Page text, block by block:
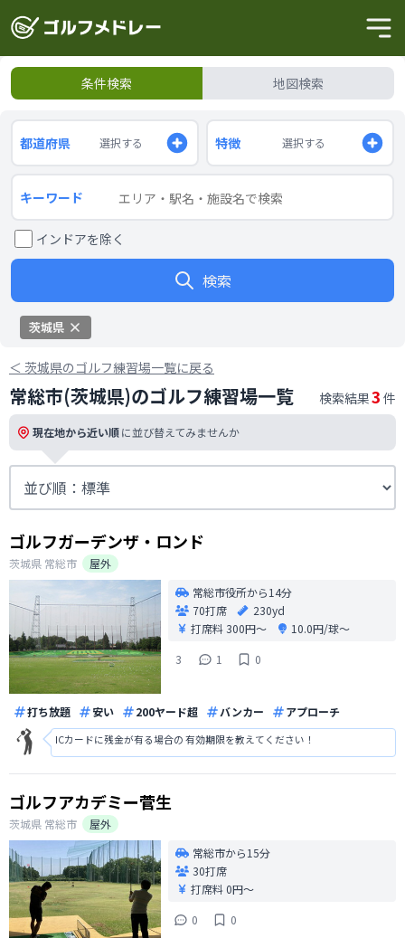
条件検索 地図検索
都道府県 選択する 特徴 選択する
キーワード
インドアを除く
検索
茨城県
＜ 茨城県のゴルフ練習場一覧に戻る
常総市(茨城県)のゴルフ練習場一覧 検索結果3 件
現在地から近い順に並び替えてみませんか
ゴルフガーデンザ・ロンド
茨城県 常総市
屋外
常総市役所から14分
70打席
230yd
打席料300円〜
10.0円/球〜
3
1 0
打ち放題 安い 200ヤード超 バンカー アプローチ
ICカードに残金が有る場合の 有効期限を教えてください！
ゴルフアカデミー菅生
茨城県 常総市
屋外
常総市から15分
30打席
打席料0円〜
0
0